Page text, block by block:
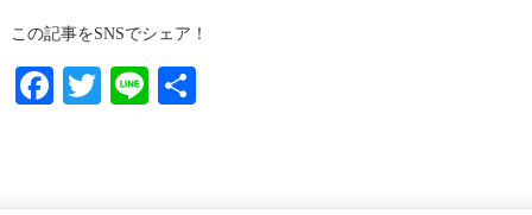
この記事をSNSでシェア！
Facebook
Twitter
Line